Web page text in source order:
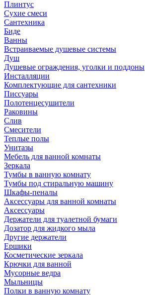
Плинтус
Сухие смеси
Сантехника
Биде
Ванны
Встраиваемые душевые системы
Душ
Душевые ограждения, уголки и поддоны
Инсталляции
Комплектующие для сантехники
Писсуары
Полотенцесушители
Раковины
Слив
Смесители
Теплые полы
Унитазы
Мебель для ванной комнаты
Зеркала
Тумбы в ванную комнату
Тумбы под стиральную машину
Шкафы-пеналы
Аксессуары для ванной комнаты
Аксессуары
Держатели для туалетной бумаги
Дозатор для жидкого мыла
Другие держатели
Ершики
Косметические зеркала
Крючки для ванной
Мусорные ведра
Мыльницы
Полки в ванную комнату